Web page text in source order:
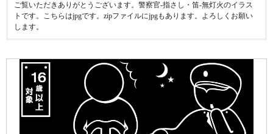
ご覧いただきありがとうございます。警察官-指さし・笛-無灯火のイラス
トです。こちらはjpgです。zipファイルにjpgもあります。よろしくお願い
します。